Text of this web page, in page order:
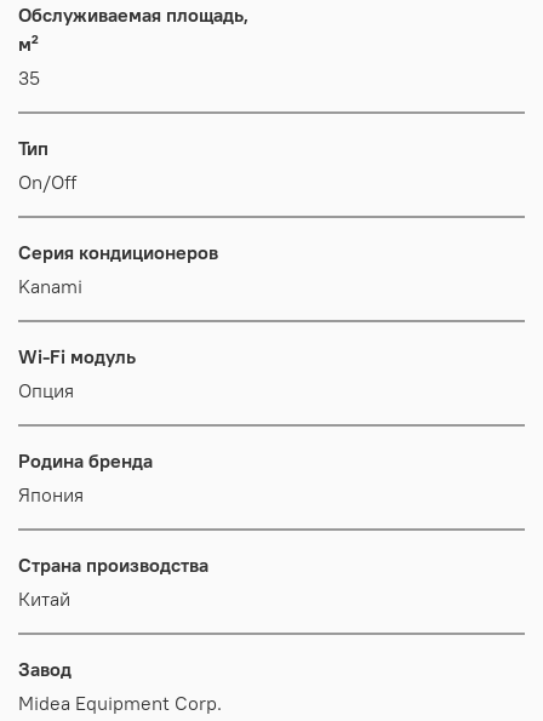
Обслуживаемая площадь,
м²
35
Тип
On/Off
Серия кондиционеров
Kanami
Wi-Fi модуль
Опция
Родина бренда
Япония
Страна производства
Китай
Завод
Midea Equipment Corp.